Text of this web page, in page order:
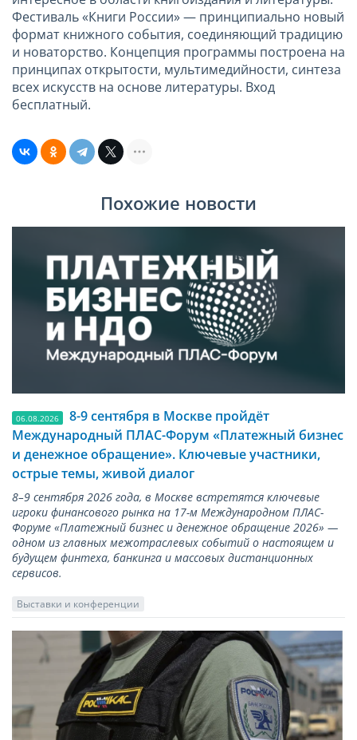
Фестиваль «Книги России» — принципиально новый
формат книжного события, соединяющий традицию
и новаторство. Концепция программы построена на
принципах открытости, мультимедийности, синтеза
всех искусств на основе литературы. Вход
бесплатный.
Похожие новости
06.08.2026
8-9 сентября в Москве пройдёт
Международный ПЛАС-Форум «Платежный бизнес
и денежное обращение». Ключевые участники,
острые темы, живой диалог
8–9 сентября 2026 года, в Москве встретятся ключевые
игроки финансового рынка на 17-м Международном ПЛАС-
Форуме «Платежный бизнес и денежное обращение 2026» —
одном из главных межотраслевых событий о настоящем и
будущем финтеха, банкинга и массовых дистанционных
сервисов.
Выставки и конференции